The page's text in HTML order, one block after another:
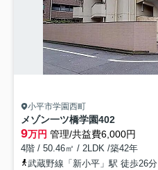
小平市学園西町
メゾン一ツ橋学園402
9万円 管理/共益費6,000円
4階 / 50.46㎡ / 2LDK /築42年
武蔵野線「新小平」駅 徒歩26分